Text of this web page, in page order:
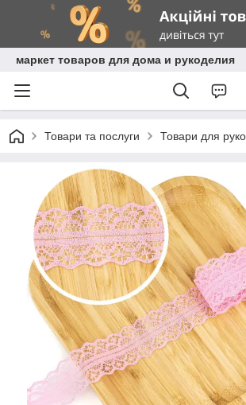
маркет товаров для дома и рукоделия
Товари та послуги Товари для